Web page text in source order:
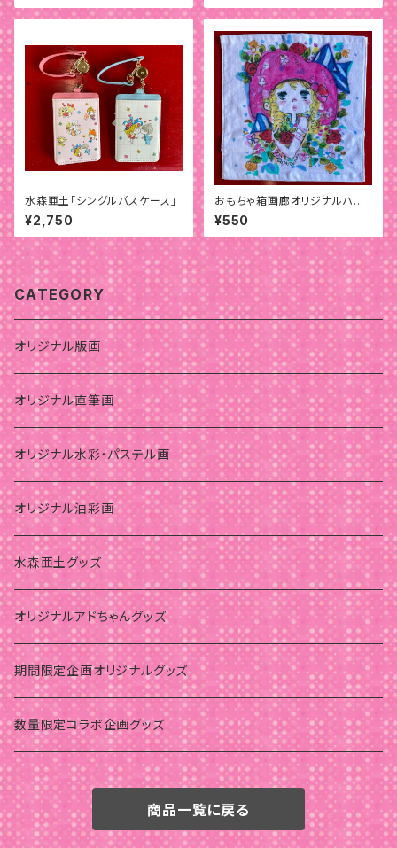
水森亜土「シングルパスケース」
¥2,750
おもちゃ箱画廊オリジナルハン
ドタオル「アンシャンテ」
¥550
CATEGORY
オリジナル版画
オリジナル直筆画
オリジナル水彩・パステル画
オリジナル油彩画
水森亜土グッズ
オリジナルアドちゃんグッズ
期間限定企画オリジナルグッズ
数量限定コラボ企画グッズ
商品一覧に戻る